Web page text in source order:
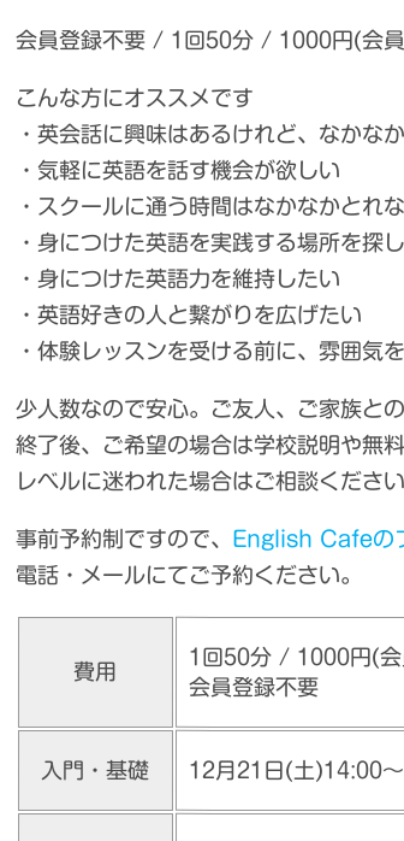
会員登録不要 / 1回50分 / 1000円(会
こんな方にオススメです
・英会話に興味はあるけれど、なかな
・気軽に英語を話す機会が欲しい
・スクールに通う時間はなかなかとれ
・身につけた英語を実践する場所を探
・身につけた英語力を維持したい
・英語好きの人と繋がりを広げたい
・体験レッスンを受ける前に、雰囲気
少人数なので安心。ご友人、ご家族と
終了後、ご希望の場合は学校説明や無
レベルに迷われた場合はご相談ください
事前予約制ですので、 English Cafeの
電話・メールにてご予約ください。
費用
1回50分 / 1000円(
会員登録不要
入門・基礎 12月21日(土)14:00〜